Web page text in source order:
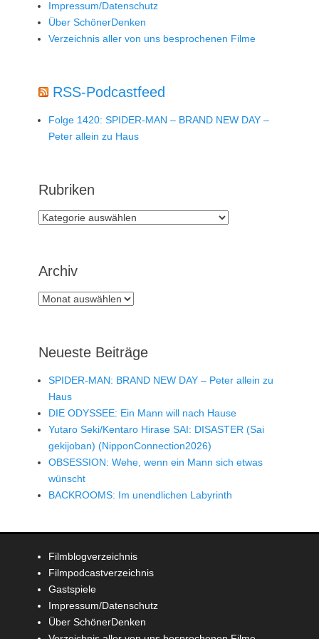
Impressum/Datenschutz
Über SchönerDenken
Verzeichnis aller von uns besprochenen Filme
RSS-Podcastfeed
Folge 1420: SPIDER-MAN – BRAND NEW DAY –
Peter allein zu Haus
Rubriken
Rubriken
Archiv
Archiv
Neueste Beiträge
SPIDER-MAN: BRAND NEW DAY – Peter allein zu
Haus
DIE ODYSSEE: Ein Mann will nach Hause
Yutaro Seki/Kentaro Hirase SAI: DISASTER (Sai
gekijoban) (NipponConnection2026)
OBSESSION: Wehe, wenn ein Mann sich etwas
wünscht
BACKROOMS: Im unendlichen Labyrinth
Filmblogverzeichnis
Filmpodcastverzeichnis
Gastspiele
Impressum/Datenschutz
Über SchönerDenken